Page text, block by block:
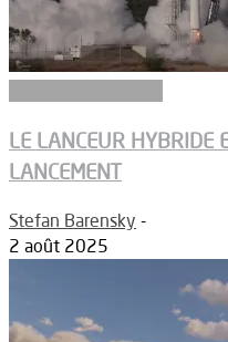
LE LANCEUR HYBRIDE
LANCEMENT
Stefan Barensky -
2 août 2025